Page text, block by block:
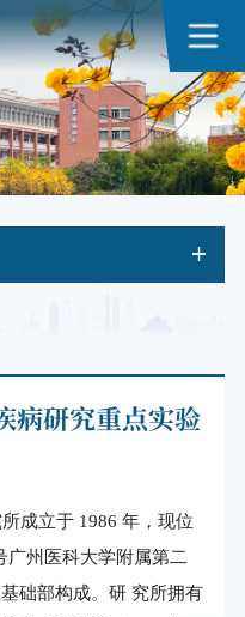
病研究重点实验
成立于 1986 年，现位
广州医科大学附属第二
础部构成。研 究所拥有